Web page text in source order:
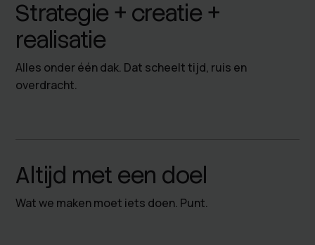
Strategie + creatie +
realisatie
Alles onder één dak. Dat scheelt tijd, ruis en
overdracht.
Altijd met een doel
Wat we maken moet iets doen. Punt.